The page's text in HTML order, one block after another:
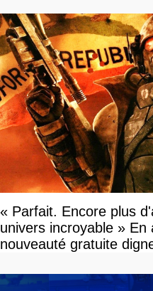
« Parfait. Encore plus
univers incroyable »
nouveauté gratuite